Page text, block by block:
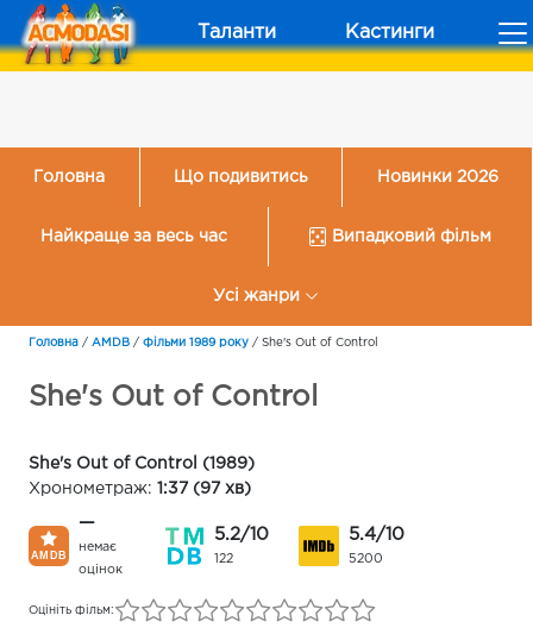
Таланти Кастинги
Головна Що подивитись Новинки 2026
Найкраще за весь час Випадковий фільм
Усі жанри
Головна / AMDB / Фільми 1989 року / She's Out of Control
She's Out of Control
She's Out of Control (1989)
Хронометраж: 1:37 (97 хв)
—
немає
оцінок
5.2/10
122
5.4/10
5200
Оцініть фільм: